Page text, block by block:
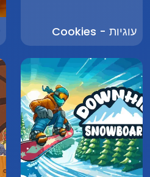
עוגיות - Cookies